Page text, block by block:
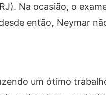
Na ocasião, o
então, Neymar
um ótimo